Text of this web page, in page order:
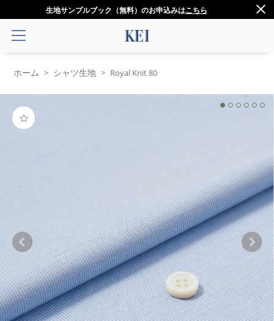
生地サンプルブック（無料）のお申込みはこちら
ホーム > シャツ生地 > Royal Knit 80